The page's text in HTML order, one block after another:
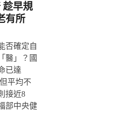
趁早規
有所
否確定自
醫」？國
已達
平均不
接近8
部中央健